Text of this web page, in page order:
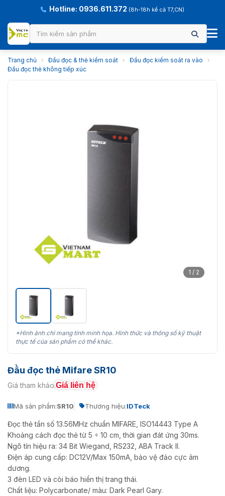
Hotline: 0936.611.372 (8h-18h kể cả T7,CN)
Trang chủ › Đầu đọc & thẻ kiểm soát › Đầu đọc kiểm soát ra vào
›
Đầu đọc thẻ không tiếp xúc
1 / 2
*Hình ảnh chỉ mang tính minh họa. Hình thức và thông số kỹ thuật
thực tế của sản phẩm có thể khác.
Đầu đọc thẻ Mifare SR10
Giá tham khảo:Giá liên hệ
Mã sản phẩm:SR10 Thương hiệu:IDTeck
Đọc thẻ tần số 13.56MHz chuẩn MIFARE, ISO14443 Type A
Khoảng cách đọc thẻ từ 5 ÷ 10 cm, thời gian đát ứng 30ms.
Ngõ tín hiệu ra: 34 Bit Wiegand, RS232, ABA Track II.
Điện áp cung cấp: DC12V/Max 150mA, bảo vệ đảo cực âm
dương.
3 đèn LED và còi báo hiển thị trang thái.
Chất liệu: Polycarbonate/ màu: Dark Pearl Gary.